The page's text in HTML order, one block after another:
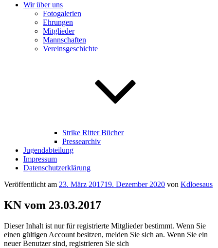
Wir über uns
Fotogalerien
Ehrungen
Mitglieder
Mannschaften
Vereinsgeschichte
Strike Ritter Bücher
Pressearchiv
Jugendabteilung
Impressum
Datenschutzerklärung
Veröffentlicht am 23. März 201719. Dezember 2020 von Kdloesaus
KN vom 23.03.2017
Dieser Inhalt ist nur für registrierte Mitglieder bestimmt. Wenn Sie
einen gültigen Account besitzen, melden Sie sich an. Wenn Sie ein
neuer Benutzer sind, registrieren Sie sich